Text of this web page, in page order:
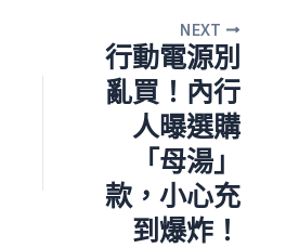
NEXT
行動電源別
亂買！內行
人曝選購
「母湯」
款，小心充
到爆炸！